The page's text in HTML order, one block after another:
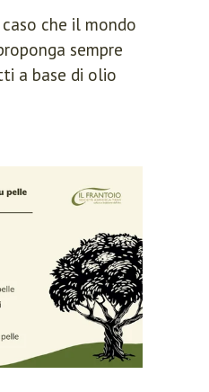
che il mondo
sempre
a base di olio